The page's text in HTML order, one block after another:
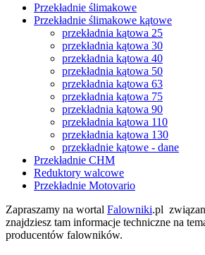
Przekładnie ślimakowe
Przekładnie ślimakowe kątowe
przekładnia kątowa 25
przekładnia kątowa 30
przekładnia kątowa 40
przekładnia kątowa 50
przekładnia kątowa 63
przekładnia kątowa 75
przekładnia kątowa 90
przekładnia kątowa 110
przekładnia kątowa 130
przekładnie kątowe - dane
Przekładnie CHM
Reduktory walcowe
Przekładnie Motovario
Zapraszamy na wortal Falowniki.pl
znajdziesz tam informacje techniczne na
producentów falowników.